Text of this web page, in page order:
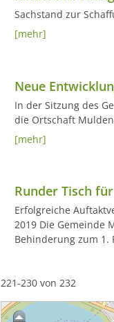
Sachstand zur
[mehr]
Neue
In der Sitzung des
die Ortschaft
[mehr]
Runder Tisch
Erfolgreiche
2019 Die Gemeinde
Behinderung zum 1.
221-230 von 232